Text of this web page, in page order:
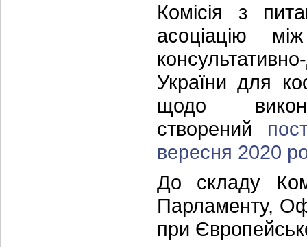
Комісія з
асоціацію
України для
щодо
створений
вересня 2020
До складу
Парламенту,
при